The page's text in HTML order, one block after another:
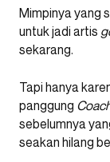
Mimpinya yang
untuk jadi artis
sekarang.
Tapi hanya
panggung
sebelumnya
seakan hilang